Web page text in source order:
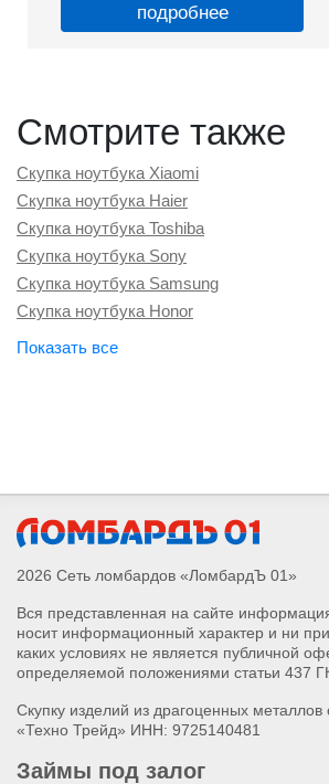
подробнее
Смотрите также
Скупка ноутбука Xiaomi
Скупка ноутбука Haier
Скупка ноутбука Toshiba
Скупка ноутбука Sony
Скупка ноутбука Samsung
Скупка ноутбука Honor
Скупка ноутбука Dell
2026 Сеть ломбардов «ЛомбардЪ 01»
Вся представленная на сайте
носит информационный характер и ни при
каких условиях не является публичной
определяемой положениями статьи 437
Скупку изделий из драгоценных
«Техно Трейд» ИНН: 9725140481
Займы под залог